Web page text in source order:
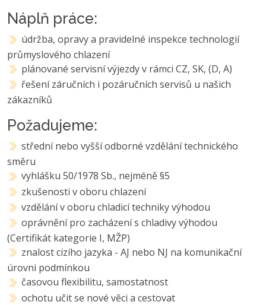
Náplň práce:
údržba, opravy a pravidelné inspekce technologií
průmyslového chlazení
plánované servisní výjezdy v rámci CZ, SK, (D, A)
řešení záručních i pozáručních servisů u našich
zákazníků
Požadujeme:
střední nebo vyšší odborné vzdělání technického
směru
vyhlášku 50/1978 Sb., nejméně §5
zkušenosti v oboru chlazení
vzdělání v oboru chladicí techniky výhodou
oprávnění pro zacházení s chladivy výhodou
(Certifikát kategorie I, MŽP)
znalost cizího jazyka - AJ nebo NJ na komunikační
úrovni podmínkou
časovou flexibilitu, samostatnost
ochotu učit se nové věci a cestovat